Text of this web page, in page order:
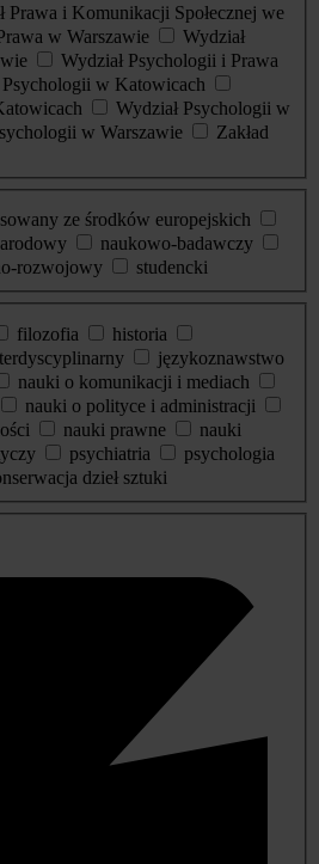
Prawa i Komunikacji Społecznej we
w Warszawie
Wydział
Wydział Psychologii i Prawa
Psychologii w Katowicach
Wydział Psychologii w
w Warszawie
Zakład
ze środków europejskich
naukowo-badawczy
rozwojowy
studencki
filozofia
historia
językoznawstwo
nauki o komunikacji i mediach
nauki o polityce i administracji
nauki prawne
nauki
psychiatria
psychologia
dzieł sztuki